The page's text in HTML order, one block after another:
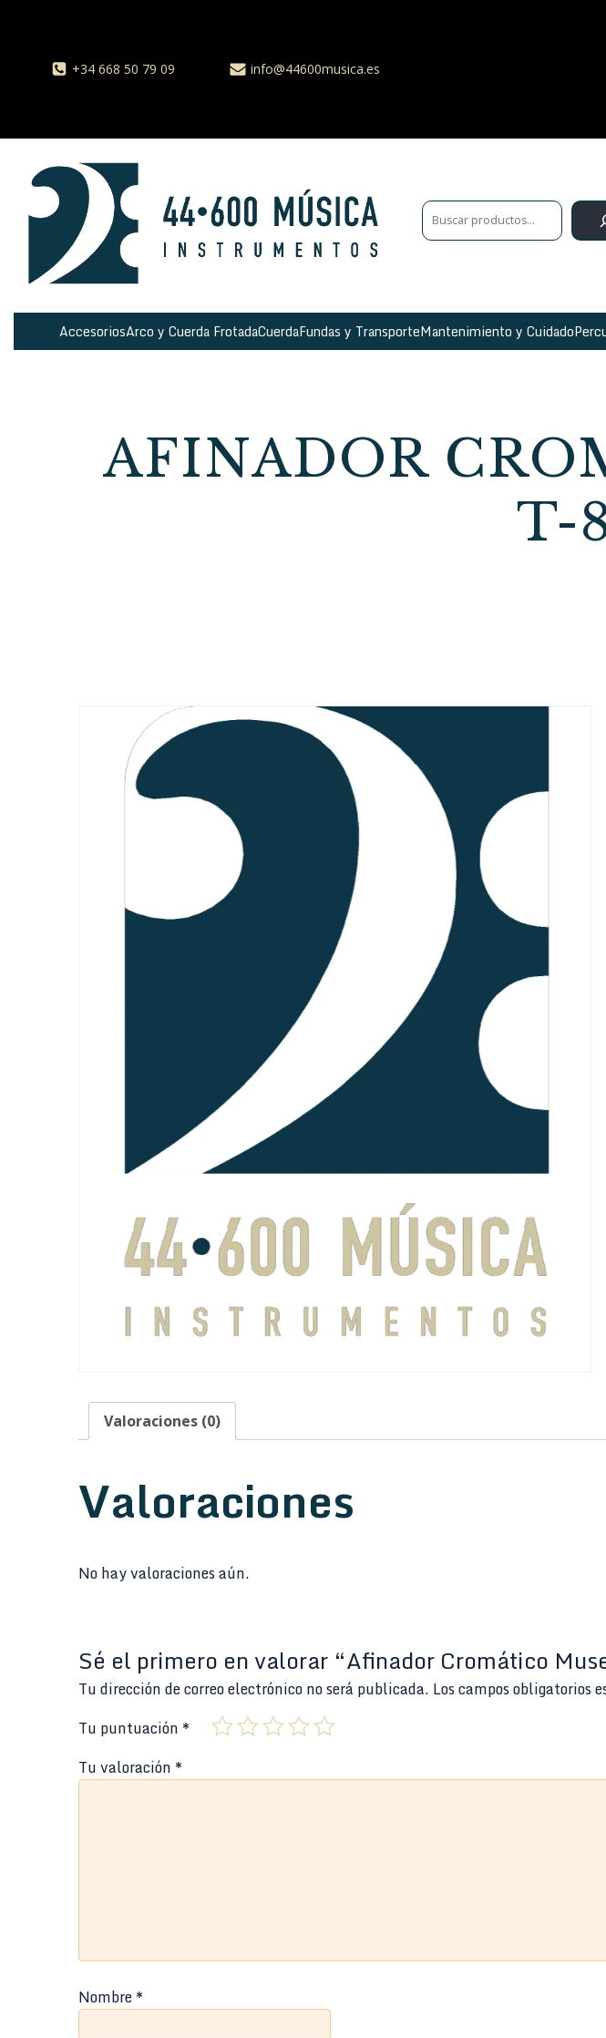
+34 668 50 79 09 info@44600musica.es
AccesoriosArco y Cuerda FrotadaCuerdaFundas y TransporteMantenimiento y Cuidado
AFINADOR
T-
Valoraciones (0)
Valoraciones
No hay valoraciones aún.
Sé el primero en valorar “Afinador Cromático
Tu dirección de correo electrónico no será publicada. Los campos obligatorios
Tu puntuación *
Tu valoración *
Nombre*